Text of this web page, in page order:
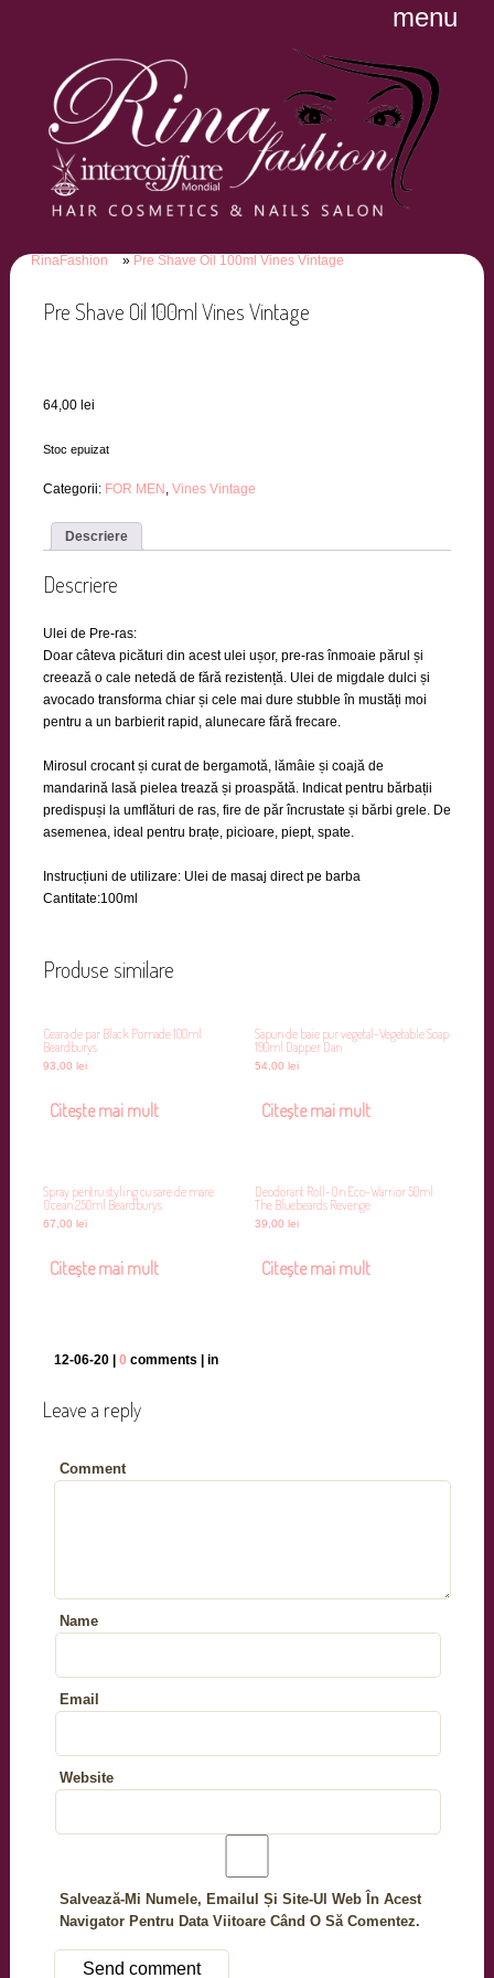
menu
RinaFashion Pre Shave Oil 100ml Vines Vintage
Pre Shave Oil 100ml Vines Vintage
64,00 lei
Stoc epuizat
Categorii: FOR MEN , Vines Vintage
Descriere
Descriere
Ulei de Pre-ras:
Doar câteva picături din acest ulei ușor, pre-ras înmoaie părul și
creează o cale netedă de fără rezistență. Ulei de migdale dulci și
avocado transforma chiar și cele mai dure stubble în mustăți moi
pentru a un barbierit rapid, alunecare fără frecare.
Mirosul crocant și curat de bergamotă, lămâie și coajă de
mandarină lasă pielea trează și proaspătă. Indicat pentru bărbații
predispuși la umflături de ras, fire de păr încrustate și bărbi grele. De
asemenea, ideal pentru brațe, picioare, piept, spate.
Instrucțiuni de utilizare: Ulei de masaj direct pe barba
Cantitate:100ml
Produse similare
Ceara de par Black Pomade 100ml
Beardburys
93,00 lei
Citește mai mult
Sapun de baie pur vegetal-Vegetable Soap
190ml Dapper Dan
54,00lei
Citește mai mult
Spray pentru styling cu sare de mare
Ocean 250ml Beardburys
67,00 lei
Citește mai mult
Deodorant Roll-On Eco-Warrior 50ml
The Bluebeards Revenge
39,00lei
Citește mai mult
12-06-20 | 0 comments | in
Leave a reply
Comment
Name
Email
Website
Salvează-Mi Numele, Emailul Și Site-Ul Web În Acest
Navigator Pentru Data Viitoare Când O Să Comentez.